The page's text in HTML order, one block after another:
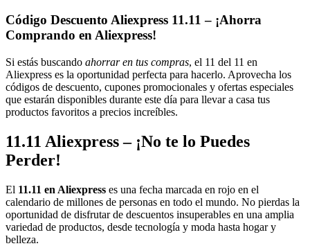
Código Descuento Aliexpress 11.11 – ¡Ahorra
Comprando en Aliexpress!
Si estás buscando ahorrar en tus compras, el 11 del 11 en
Aliexpress es la oportunidad perfecta para hacerlo. Aprovecha los
códigos de descuento, cupones promocionales y ofertas especiales
que estarán disponibles durante este día para llevar a casa tus
productos favoritos a precios increíbles.
11.11 Aliexpress – ¡No te lo Puedes
Perder!
El 11.11 en Aliexpress es una fecha marcada en rojo en el
calendario de millones de personas en todo el mundo. No pierdas la
oportunidad de disfrutar de descuentos insuperables en una amplia
variedad de productos, desde tecnología y moda hasta hogar y
belleza.